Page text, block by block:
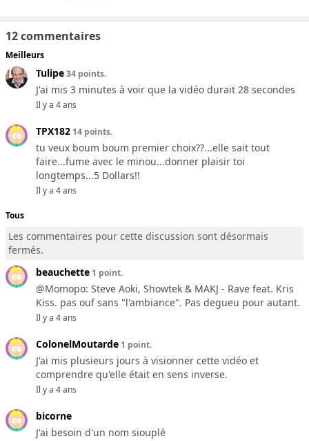
12 commentaires
Meilleurs
Tulipe34 points.
J'ai mis 3 minutes à voir que la vidéo durait 28 secondes
Il y a 4 ans
TPX182 14 points.
tu veux boum boum premier choix??...elle sait tout
faire...fume avec le minou...donner plaisir toi
longtemps...5 Dollars!!
Il y a 4 ans
Tous
Les commentaires pour cette discussion sont désormais
fermés.
beauchette 1 point.
@Momopo: Steve Aoki, Showtek & MAKJ - Rave feat. Kris
Kiss. pas ouf sans "l'ambiance". Pas degueu pour autant.
Il y a 4 ans
ColonelMoutarde 1 point.
J'ai mis plusieurs jours à visionner cette vidéo et
comprendre qu'elle était en sens inverse.
Il y a 4 ans
bicorne
J'ai besoin d'un nom siouplé